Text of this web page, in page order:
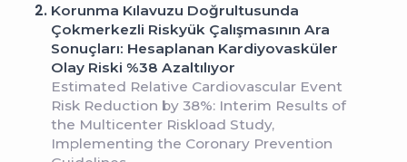
2. Korunma Kılavuzu Doğrultusunda
Çokmerkezli Riskyük Çalışmasının Ara
Sonuçları: Hesaplanan Kardiyovasküler
Olay Riski %38 Azaltılıyor
Estimated Relative Cardiovascular Event
Risk Reduction by 38%: Interim Results of
the Multicenter Riskload Study,
Implementing the Coronary Prevention